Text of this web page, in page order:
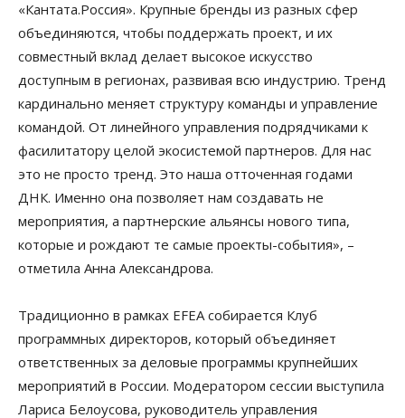
«Кантата.Россия». Крупные бренды из разных сфер
объединяются, чтобы поддержать проект, и их
совместный вклад делает высокое искусство
доступным в регионах, развивая всю индустрию. Тренд
кардинально меняет структуру команды и управление
командой. От линейного управления подрядчиками к
фасилитатору целой экосистемой партнеров. Для нас
это не просто тренд. Это наша отточенная годами
ДНК. Именно она позволяет нам создавать не
мероприятия, а партнерские альянсы нового типа,
которые и рождают те самые проекты-события», –
отметила Анна Александрова.
Традиционно в рамках EFEA собирается Клуб
программных директоров, который объединяет
ответственных за деловые программы крупнейших
мероприятий в России. Модератором сессии выступила
Лариса Белоусова, руководитель управления